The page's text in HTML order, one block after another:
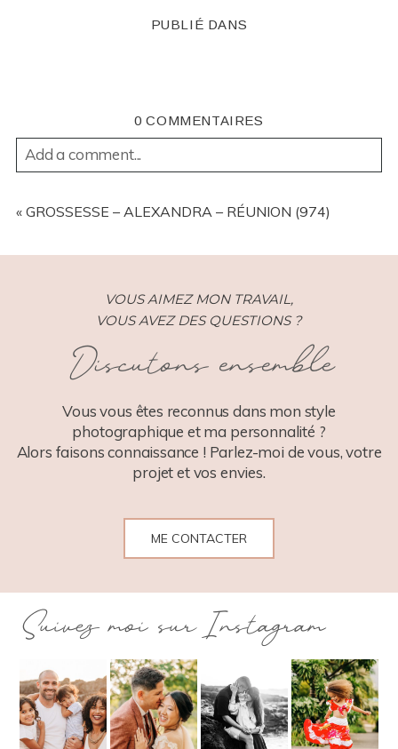
PUBLIÉ DANS
0 COMMENTAIRES
Add a comment...
REQUIRED FIELDS ARE MARKED *
« GROSSESSE – ALEXANDRA – RÉUNION (974)
VOUS AIMEZ MON TRAVAIL,
VOUS AVEZ DES QUESTIONS ?
Discutons ensemble
Vous vous êtes reconnus dans mon style
photographique et ma personnalité ?
Alors faisons connaissance ! Parlez-moi de vous, votre
projet et vos envies.
ME CONTACTER
Suivez moi sur Instagram